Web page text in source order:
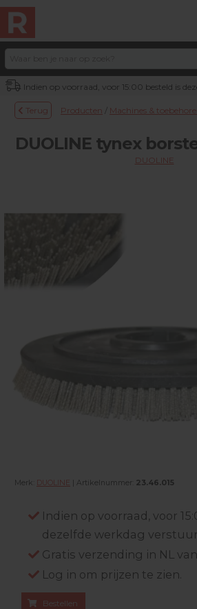
Indien op voorraad, voor 15:00 besteld is
Terug Producten / Machines &
DUOLINE tynex
DUOLINE
Merk: DUOLINE | Artikelnummer: 23.46.015
Indien op voorraad, voor
dezelfde werkdag
Gratis verzending in NL
Log in om prijzen te zien.
Bestellen